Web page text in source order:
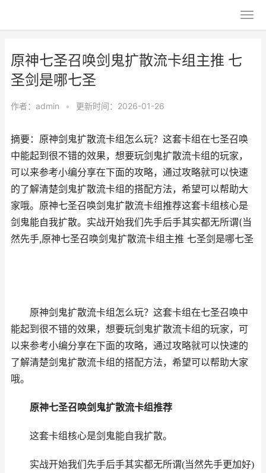
原神七圣召唤剑鬼扩散流卡组主推 七
圣剑是哪七圣
作者： admin • 更新时间：2026-01-26
摘要：原神剑鬼扩散流卡组怎么玩？这套卡组在七圣召唤
中能起到很不错的效果，想要玩剑鬼扩散流卡组的玩家，
可以来参考小编分享在下面的攻略，通过攻略就可以快速
的了解清楚剑鬼扩散流卡组的搭配方法，希望可以帮助大
家哦。原神七圣召唤剑鬼扩散流卡组推荐这套卡组核心是
剑鬼能自我扩散。实战开始我们先手后手其实都无所谓(当
然先手,原神七圣召唤剑鬼扩散流卡组主推 七圣剑是哪七圣
原神剑鬼扩散流卡组怎么玩？这套卡组在七圣召唤中
能起到很不错的效果，想要玩剑鬼扩散流卡组的玩家，可
以来参考小编分享在下面的攻略，通过攻略就可以快速的
了解清楚剑鬼扩散流卡组的搭配方法，希望可以帮助大家
哦。
原神七圣召唤剑鬼扩散流卡组推荐
这套卡组核心是剑鬼能自我扩散。
实战开始我们先手后手其实都无所谓(当然先手更加好)